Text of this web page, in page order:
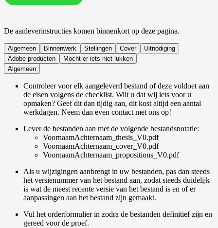
De aanleverinstructies komen binnenkort op deze pagina.
Algemeen Binnenwerk Stellingen Cover
Uitnodiging
Adobe producten
Mocht er iets niet lukken
Algemeen
Controleer voor elk aangeleverd bestand of deze voldoet aan
de eisen volgens de checklist. Wilt u dat wij iets voor u
opmaken? Geef dit dan tijdig aan, dit kost altijd een aantal
werkdagen. Neem dan even contact met ons op!
Lever de bestanden aan met de volgende bestandsnotatie:
VoornaamAchternaam_thesis_V0.pdf
VoornaamAchternaam_cover_V0.pdf
VoornaamAchternaam_propositions_V0.pdf
Als u wijzigingen aanbrengt in uw bestanden, pas dan steeds
het versienummer van het bestand aan, zodat steeds duidelijk
is wat de meest recente versie van het bestand is en of er
aanpassingen aan het bestand zijn gemaakt.
Vul het orderformulier in zodra de bestanden definitief zijn en
gereed voor de proef.